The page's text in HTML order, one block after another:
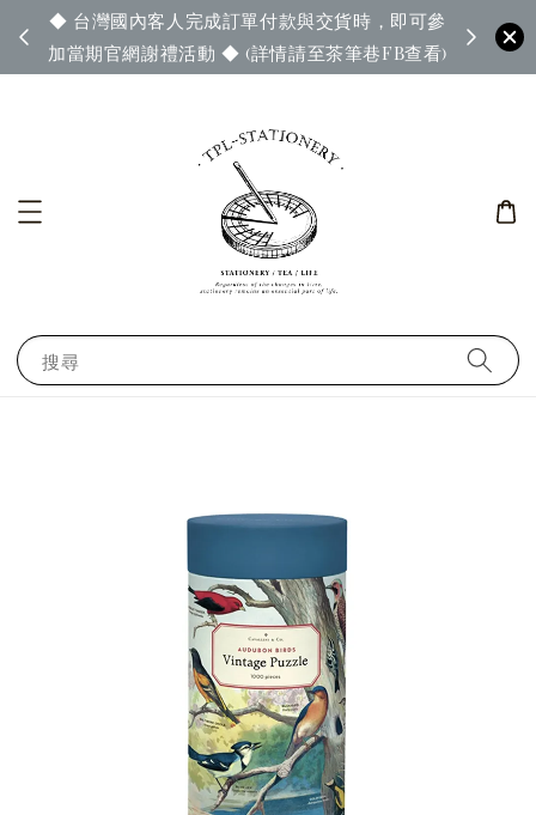
◆ 台灣國內客人完成訂單付款與交貨時，即可參
加當期官網謝禮活動 ◆ (詳情請至茶筆巷FB查看)
◆ 官
搜尋